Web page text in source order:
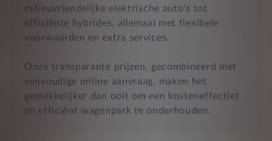
milieuvriendelijke elektrische auto's tot
efficiënte hybrides, allemaal met flexibele
voorwaarden en extra services.
Onze transparante prijzen, gecombineerd met
eenvoudige online aanvraag, maken het
gemakkelijker dan ooit om een kosteneffectief
en efficiënt wagenpark te onderhouden.